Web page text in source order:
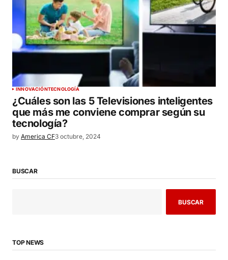
INNOVACIÓNTECNOLOGÍA
¿Cuáles son las 5 Televisiones inteligentes
que más me conviene comprar según su
tecnología?
by America CF3 octubre, 2024
BUSCAR
BUSCAR
TOP NEWS